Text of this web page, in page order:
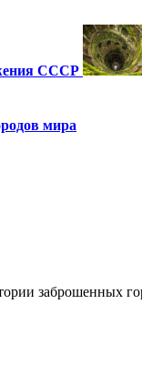
СССР
мира
заброшенных